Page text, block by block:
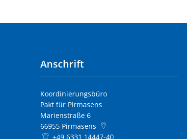
Anschrift
Koordinierungsbüro
Pakt für Pirmasens
Marienstraße 6
66955 Pirmasens
+49 6331 14447-40